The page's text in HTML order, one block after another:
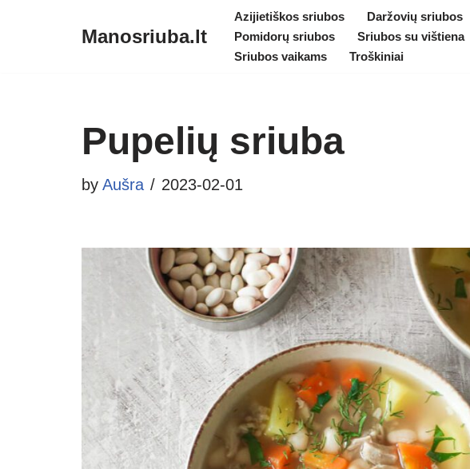
Manosriuba.lt
Azijietiškos sriubos Daržovių sriubos
Pomidorų sriubos
Sriubos su vištiena
Sriubos vaikams
Troškiniai
Pupelių sriuba
by Aušra 2023-02-01